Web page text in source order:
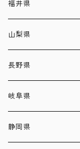
福井県
山梨県
長野県
岐阜県
静岡県